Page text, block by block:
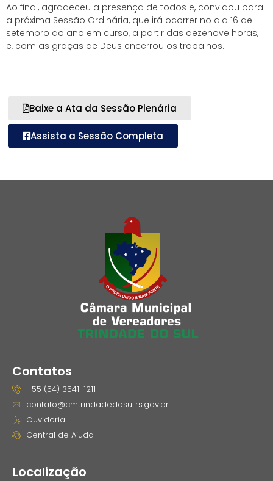
Ao final, agradeceu a presença de todos e, convidou para
a próxima Sessão Ordinária, que irá ocorrer no dia 16 de
setembro do ano em curso, a partir das dezenove horas,
e, com as graças de Deus encerrou os trabalhos.
Baixe a Ata da Sessão Plenária
Assista a Sessão Completa
Contatos
+55 (54) 3541-1211
contato@cmtrindadedosul.rs.gov.br
Ouvidoria
Central de Ajuda
Localização